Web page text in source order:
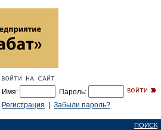
Имя:
Пароль:
Регистрация
Забыли пароль?
ПОИСК